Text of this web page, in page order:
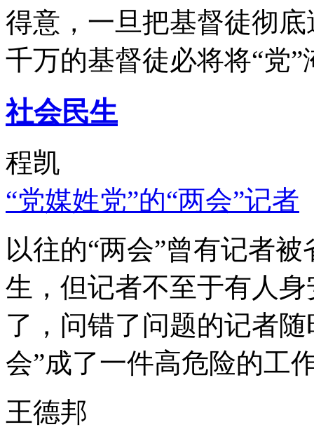
得意，一旦把基督徒彻
千万的基督徒必将将“党”
社会民生
程凯
“党媒姓党”的“两会”记者
以往的“两会”曾有记者
生，但记者不至于有人
了，问错了问题的记者
会”成了一件高危险的工
王德邦